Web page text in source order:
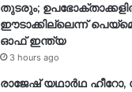
തുടരും;
ഈടാക്കില്ലെന്ന്
ഓഫ് ഇന്ത്യ
3 hours ago
രാജേഷ് യഥാര്‍ഥ ഹീറോ,